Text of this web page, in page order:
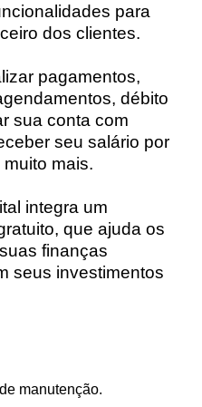
para
dos clientes.
pagamentos,
débito
sua conta com
seu salário por
mais.
integra um
que ajuda os
finanças
seus investimentos
manutenção.